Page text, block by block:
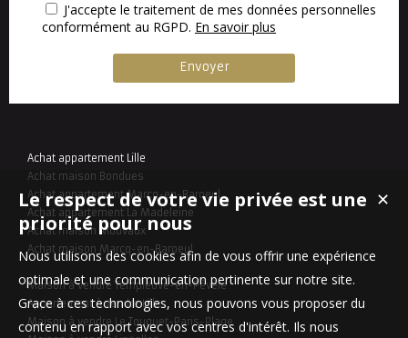
J'accepte le traitement de mes données personnelles
conformément au RGPD. En savoir plus
Achat appartement Lille
Achat maison Bondues
Achat appartement Marcq-en-Baroeul
Achat appartement La Madeleine
Achat maison Mouvaux
Achat maison Marcq-en-Baroeul
Maison à vendre Templeuve-en-Pévèle
Appartement à vendre Lille
Maison à vendre Le Touquet-Paris-Plage
✕
Le respect de votre vie privée est une
priorité pour nous
Nous utilisons des cookies afin de vous offrir une expérience
optimale et une communication pertinente sur notre site.
Grace à ces technologies, nous pouvons vous proposer du
contenu en rapport avec vos centres d'intérêt. Ils nous